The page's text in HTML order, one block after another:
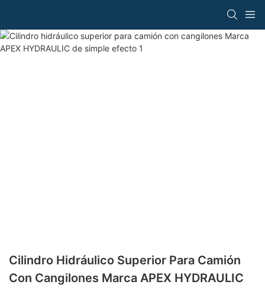
Cilindro Hidráulico Superior Para Camión
Con Cangilones Marca APEX HYDRAULIC